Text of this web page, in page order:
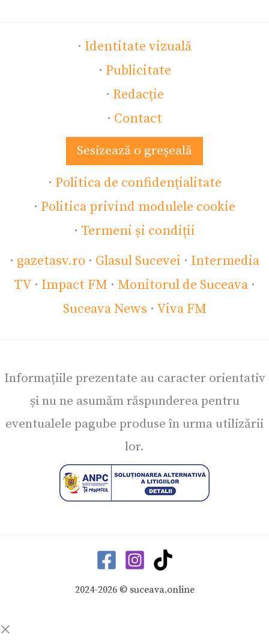
· Identitate vizuală
· Publicitate
· Redacție
· Contact
Sesizează o greșeală
· Politica de confidențialitate
· Politica privind modulele cookie
· Termeni și condiții
· gazetasv.ro · Glasul Sucevei · Intermedia
TV · Impact FM · Monitorul de Suceava ·
Suceava News · Viva FM
Informațiile prezentate au caracter orientativ
și nu ne asumăm răspunderea pentru
eventualele pagube produse în urma utilizării
lor.
2024-2026 © suceava.online